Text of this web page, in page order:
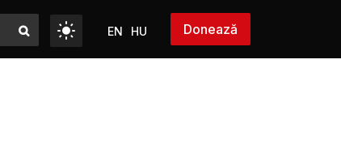
EN HU Donează